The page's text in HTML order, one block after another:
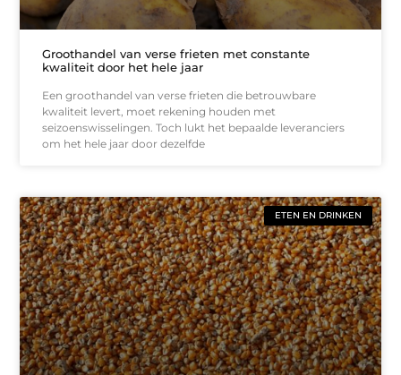
Groothandel van verse frieten met constante
kwaliteit door het hele jaar
Een groothandel van verse frieten die betrouwbare
kwaliteit levert, moet rekening houden met
seizoenswisselingen. Toch lukt het bepaalde leveranciers
om het hele jaar door dezelfde
ETEN EN DRINKEN